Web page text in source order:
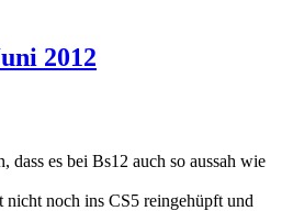
2012
dass es bei Bs12 auch so aussah wie
nicht noch ins CS5 reingehüpft und